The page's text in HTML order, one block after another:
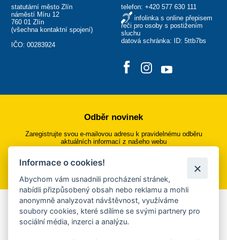
statutární město Zlín
náměstí Míru 12
760 01 Zlín
(všechna kontaktní spojení)
IČO: 00283924
telefon: +420 577 630 111
infolinka s online přepisem
řeči pro osoby s postižením
sluchu
datová schránka: ID: 5ttb7bs
Odběr novinek
Zaregistrujte svou e-mailovou adresu k pravidelnému odběru
aktuálních informací z našeho webu
Přihlásit se k odběru
Aplikace Mobilní rozhlas
Chcete dostávat do svého mobilu či mailu upozornění na
Informace o cookies!
Abychom vám usnadnili procházení stránek,
nabídli přizpůsobený obsah nebo reklamu a mohli
anonymně analyzovat návštěvnost, využíváme
soubory cookies, které sdílíme se svými partnery pro
sociální média, inzerci a analýzu.